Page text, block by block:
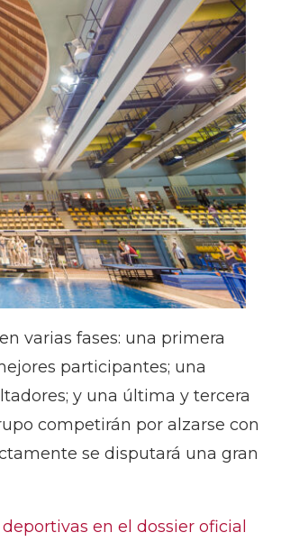
varias fases: una primera
participantes; una
y una última y tercera
competirán por alzarse con
se disputará una gran
en el dossier oficial